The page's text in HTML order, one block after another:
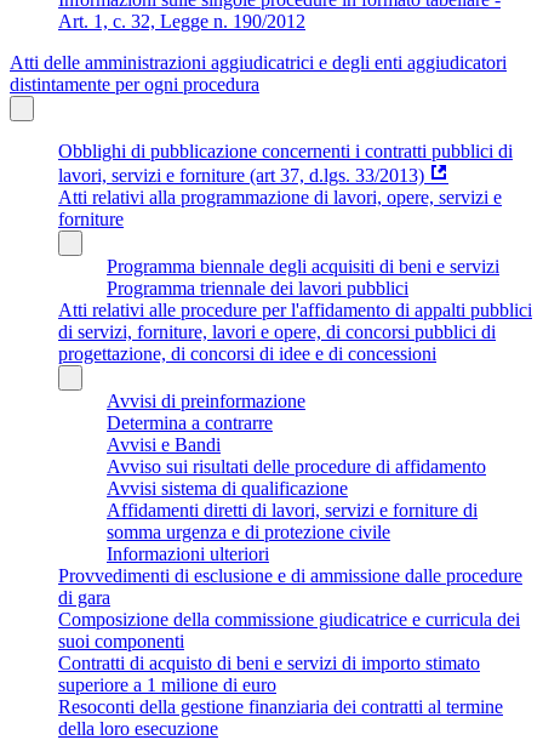
Art. 1, c. 32, Legge n. 190/2012
Atti delle amministrazioni aggiudicatrici e degli enti aggiudicatori
distintamente per ogni procedura
Obblighi di pubblicazione concernenti i contratti pubblici di
lavori, servizi e forniture (art 37, d.lgs. 33/2013)
Atti relativi alla programmazione di lavori, opere, servizi e
forniture
Programma biennale degli acquisiti di beni e servizi
Programma triennale dei lavori pubblici
Atti relativi alle procedure per l'affidamento di appalti pubblici
di servizi, forniture, lavori e opere, di concorsi pubblici di
progettazione, di concorsi di idee e di concessioni
Avvisi di preinformazione
Determina a contrarre
Avvisi e Bandi
Avviso sui risultati delle procedure di affidamento
Avvisi sistema di qualificazione
Affidamenti diretti di lavori, servizi e forniture di
somma urgenza e di protezione civile
Informazioni ulteriori
Provvedimenti di esclusione e di ammissione dalle procedure
di gara
Composizione della commissione giudicatrice e curricula dei
suoi componenti
Contratti di acquisto di beni e servizi di importo stimato
superiore a 1 milione di euro
Resoconti della gestione finanziaria dei contratti al termine
della loro esecuzione